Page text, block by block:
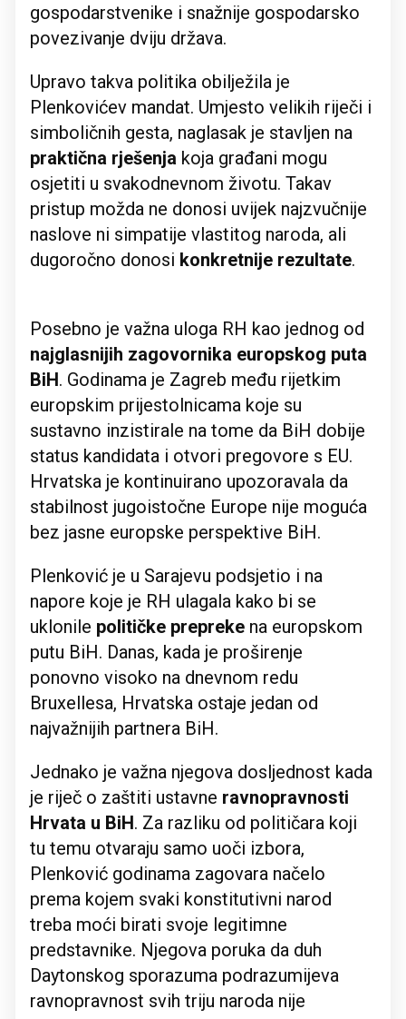
gospodarstvenike i snažnije gospodarsko
povezivanje dviju država.
Upravo takva politika obilježila je
Plenkovićev mandat. Umjesto velikih riječi i
simboličnih gesta, naglasak je stavljen na
praktična rješenja koja građani mogu
osjetiti u svakodnevnom životu. Takav
pristup možda ne donosi uvijek najzvučnije
naslove ni simpatije vlastitog naroda, ali
dugoročno donosi konkretnije rezultate.
Posebno je važna uloga RH kao jednog od
najglasnijih zagovornika europskog puta
BiH. Godinama je Zagreb među rijetkim
europskim prijestolnicama koje su
sustavno inzistirale na tome da BiH dobije
status kandidata i otvori pregovore s EU.
Hrvatska je kontinuirano upozoravala da
stabilnost jugoistočne Europe nije moguća
bez jasne europske perspektive BiH.
Plenković je u Sarajevu podsjetio i na
napore koje je RH ulagala kako bi se
uklonile političke prepreke na europskom
putu BiH. Danas, kada je proširenje
ponovno visoko na dnevnom redu
Bruxellesa, Hrvatska ostaje jedan od
najvažnijih partnera BiH.
Jednako je važna njegova dosljednost kada
je riječ o zaštiti ustavne ravnopravnosti
Hrvata u BiH. Za razliku od političara koji
tu temu otvaraju samo uoči izbora,
Plenković godinama zagovara načelo
prema kojem svaki konstitutivni narod
treba moći birati svoje legitimne
predstavnike. Njegova poruka da duh
Daytonskog sporazuma podrazumijeva
ravnopravnost svih triju naroda nije